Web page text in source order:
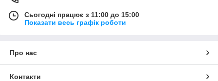
Сьогодні працює з 11:00 до 15:00
Показати весь графік роботи
Про нас
Контакти